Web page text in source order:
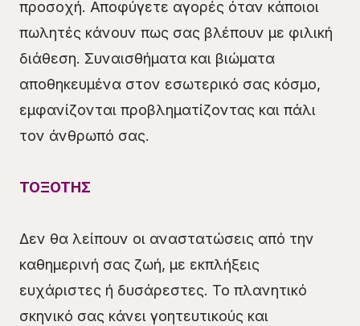
προσοχή. Αποφύγετε αγορές όταν κάποιοι
πωλητές κάνουν πως σας βλέπουν με φιλική
διάθεση. Συναισθήματα και βιώματα
αποθηκευμένα στον εσωτερικό σας κόσμο,
εμφανίζονται προβληματίζοντας και πάλι
τον άνθρωπό σας.
ΤΟΞΟΤΗΣ
Δεν θα λείπουν οι αναστατώσεις από την
καθημερινή σας ζωή, με εκπλήξεις
ευχάριστες ή δυσάρεστες. Το πλανητικό
σκηνικό σας κάνει γοητευτικούς και